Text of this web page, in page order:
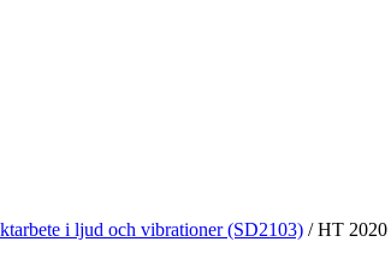
i ljud och vibrationer (SD2103) /HT 2020